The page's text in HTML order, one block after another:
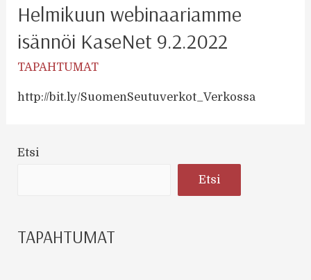
Helmikuun webinaariamme
isännöi KaseNet 9.2.2022
TAPAHTUMAT
http://bit.ly/SuomenSeutuverkot_Verkossa
Etsi
Etsi
TAPAHTUMAT